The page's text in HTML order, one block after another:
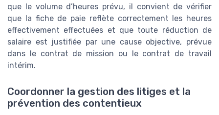
que le volume d’heures prévu, il convient de vérifier
que la fiche de paie reflète correctement les heures
effectivement effectuées et que toute réduction de
salaire est justifiée par une cause objective, prévue
dans le contrat de mission ou le contrat de travail
intérim.
Coordonner la gestion des litiges et la
prévention des contentieux